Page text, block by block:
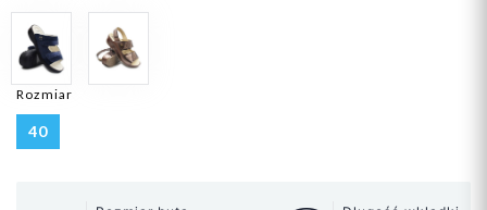
Rozmiar
40